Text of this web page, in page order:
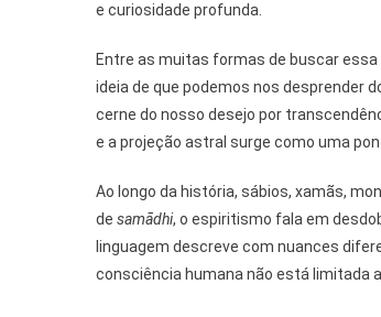
e curiosidade profunda.
Entre as muitas formas de buscar
ideia de que podemos nos desprender
cerne do nosso desejo por
e a projeção astral surge como uma
Ao longo da história, sábios, xamãs,
de samādhi, o espiritismo fala em
linguagem descreve com nuances
consciência humana não está limitada